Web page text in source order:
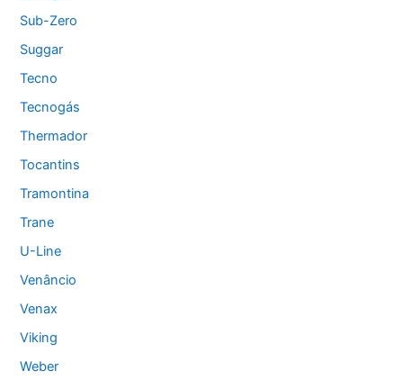
Sub-Zero
Suggar
Tecno
Tecnogás
Thermador
Tocantins
Tramontina
Trane
U-Line
Venâncio
Venax
Viking
Weber